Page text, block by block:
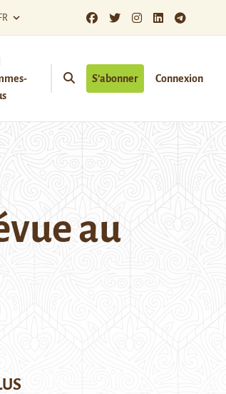
FR
S’abonner Connexion
au